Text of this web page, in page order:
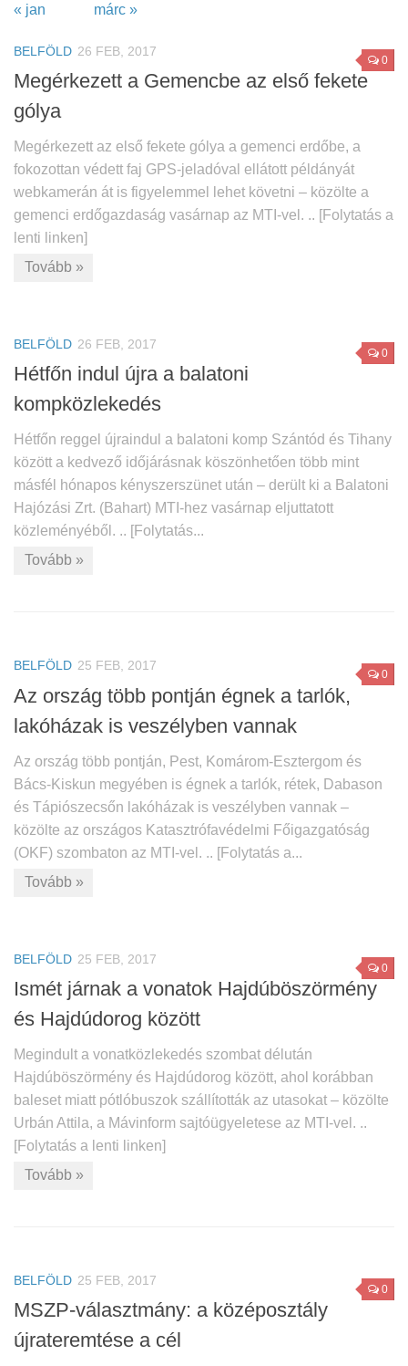
« jan márc »
0
BELFÖLD 26 FEB, 2017
Megérkezett a Gemencbe az első fekete
gólya
Megérkezett az első fekete gólya a gemenci erdőbe, a
fokozottan védett faj GPS-jeladóval ellátott példányát
webkamerán át is figyelemmel lehet követni – közölte a
gemenci erdőgazdaság vasárnap az MTI-vel. .. [Folytatás a
lenti linken]
Tovább »
0
BELFÖLD 26 FEB, 2017
Hétfőn indul újra a balatoni
kompközlekedés
Hétfőn reggel újraindul a balatoni komp Szántód és Tihany
között a kedvező időjárásnak köszönhetően több mint
másfél hónapos kényszerszünet után – derült ki a Balatoni
Hajózási Zrt. (Bahart) MTI-hez vasárnap eljuttatott
közleményéből. .. [Folytatás...
Tovább »
0
BELFÖLD 25 FEB, 2017
Az ország több pontján égnek a tarlók,
lakóházak is veszélyben vannak
Az ország több pontján, Pest, Komárom-Esztergom és
Bács-Kiskun megyében is égnek a tarlók, rétek, Dabason
és Tápiószecsőn lakóházak is veszélyben vannak –
közölte az országos Katasztrófavédelmi Főigazgatóság
(OKF) szombaton az MTI-vel. .. [Folytatás a...
Tovább »
0
BELFÖLD 25 FEB, 2017
Ismét járnak a vonatok Hajdúböszörmény
és Hajdúdorog között
Megindult a vonatközlekedés szombat délután
Hajdúböszörmény és Hajdúdorog között, ahol korábban
baleset miatt pótlóbuszok szállították az utasokat – közölte
Urbán Attila, a Mávinform sajtóügyeletese az MTI-vel. ..
[Folytatás a lenti linken]
Tovább »
0
BELFÖLD 25 FEB, 2017
MSZP-választmány: a középosztály
újrateremtése a cél